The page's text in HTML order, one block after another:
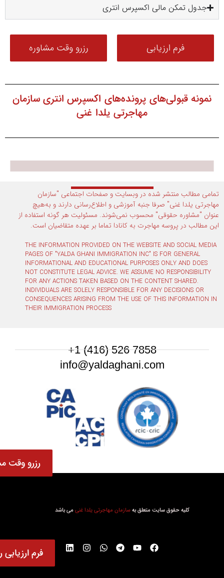
جدول تمکن مالی اکسپرس انتری
فرم ارزیابی رزرو وقت مشاوره
نمونه قبولی‌های پرونده‌های اکسپرس انتری سازمان
مهاجرتی یلدا غنی
تمامی مطالب منتشر شده در وبسایت و صفحات اجتماعی "سازمان
مهاجرتی یلدا غنی" صرفا جنبه آموزشی و اطلاع‌رسانی دارند و به‌هیچ
عنوان "مشاوره حقوقی" محسوب نمی‌شوند. مسئولیت هر گونه استفاده از
این مطالب در پروسه مهاجرت به کانادا تماما بر عهده متقاضیان است.
THE INFORMATION PROVIDED ON THE WEBSITE AND SOCIAL MEDIA
PAGES OF "YALDA GHANI IMMIGRATION INC" IS FOR GENERAL
INFORMATIONAL AND EDUCATIONAL PURPOSES ONLY AND DOES
NOT CONSTITUTE LEGAL ADVICE. WE ASSUME NO RESPONSIBILITY
FOR ANY ACTIONS TAKEN BASED ON THE CONTENT SHARED.
INDIVIDUALS ARE SOLELY RESPONSIBLE FOR ANY DECISIONS OR
CONSEQUENCES ARISING FROM THE USE OF THIS INFORMATION IN
THEIR IMMIGRATION PROCESS
7858 526 (416) 1+
info@yaldaghani.com
کلیه حقوق سایت متعلق بهسازمان مهاجرتی یلدا غنیمی باشد
رزرو وقت
فرم ارزیابی